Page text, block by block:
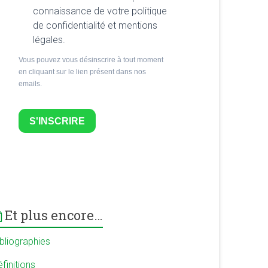
connaissance de votre politique
de confidentialité et mentions
légales.
Vous pouvez vous désinscrire à tout moment
en cliquant sur le lien présent dans nos
emails.
S'INSCRIRE
Et plus encore…